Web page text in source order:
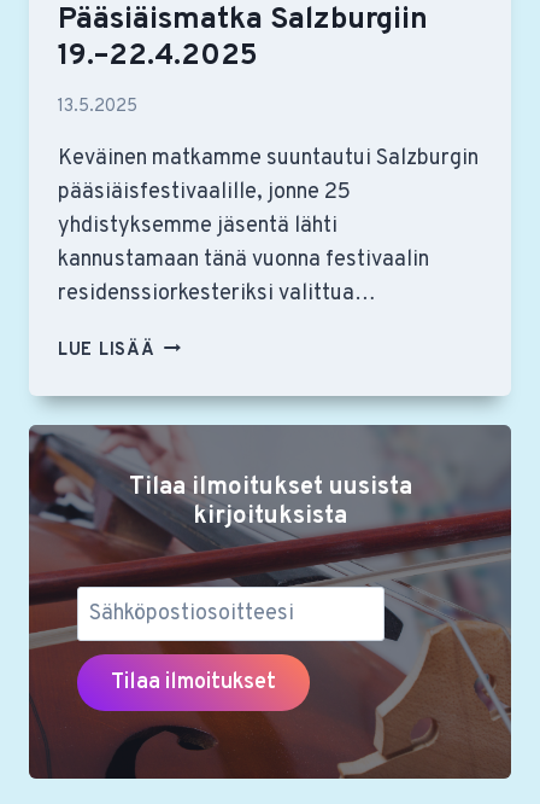
Pääsiäismatka Salzburgiin
19.–22.4.2025
13.5.2025
Keväinen matkamme suuntautui Salzburgin
pääsiäisfestivaalille, jonne 25
yhdistyksemme jäsentä lähti
kannustamaan tänä vuonna festivaalin
residenssiorkesteriksi valittua…
LUE LISÄÄ PÄÄSIÄISMATKA
19.–
22.4.2025
Tilaa ilmoitukset uusista
kirjoituksista